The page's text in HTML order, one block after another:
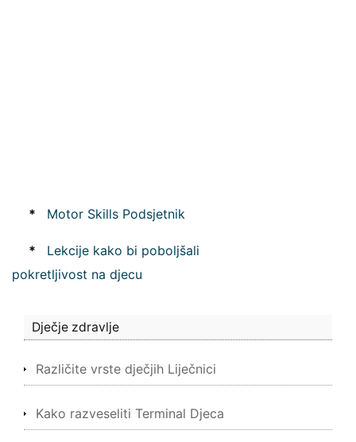
* Motor Skills Podsjetnik
*
Lekcije kako bi poboljšali
pokretljivost na djecu
Dječje zdravlje
Različite vrste dječjih Liječnici
Kako razveseliti Terminal Djeca